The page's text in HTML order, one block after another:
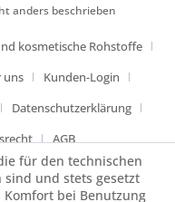
anders beschrieben
kosmetische Rohstoffe
uns
Kunden-Login
Datenschutzerklärung
AGB
für den technischen
und stets gesetzt
bei Benutzung